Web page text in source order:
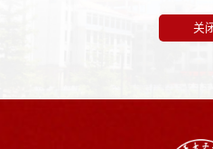
关